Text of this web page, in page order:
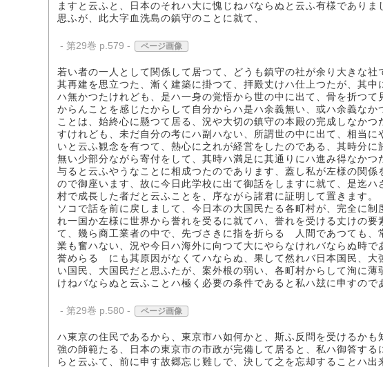
ますと云ふと、日本のそれハ大に愧じねバならぬと云ふ有様であり
思ふが、此大字血洗島の鎮守のことに就て、
- 第29巻 p.579 - ページ画像
若い者の一人として関係して居つて、どうも鎮守の社が余り大きな
其再建を思立つた、漸く建築に掛つて、拝殿丈けハ仕上つたが、其
ハ無かつたけれども、是ハ一身の覚悟から世の中に出て、骨を折つ
からんことを感じたからして自分からハ是ハ余義無い、或ハ余義な
ことは、始終心に懸つて居る、況や大切の鎮守の本殿の完成しなか
すけれども、未だ自分の考にハ副ハない、所謂世の中に出て、相当
いと云ふ観念を有つて、熱心に之れが経営をしたのである、其時分
無い少部分ながら寄付をして、其時ハ満足に其通りにハ進み得なか
与ると云ふやうなことに相成つたのであります、蓋し私が左様の関
ので御座います、故に今日此学校に出て御話をしますに就て、是迄
村で成長した者だと云ふことを、序ながら諸君に証明して置きます。
ソコで話を前に戻しまして、今日本の大国民たる各町村が、完全に
れ一国か左様に世界から誉れを受るに就てハ、誉れを受ける丈けの
て、幾ら商工業者の中で、先づさきに指を折らるゝ人間であつても
業も奮ハない、況や今日ハ海外に向つて大にやらなけれバならぬ時
誉めらるゝにも其原因がなくてハならぬ、果して然れバ日本国民、
い国民、大国民だと思ふたが、案外根の弱い、各町村からして洵に
けねバならぬと云ふことハ極く必要の条件であると私ハ玆に申すの
- 第29巻 p.580 - ページ画像
ハ東京の住民であるから、東京市ハ如何かと、斯ふ反問を受けるか
強の師範たる、日本の東京市の市政が完備して居ると、私ハ御答す
らと云ふて、前に申す故郷忘じ難しで、決して之を忘却することハ